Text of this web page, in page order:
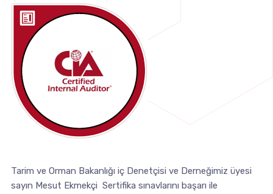
Tarim ve Orman Bakanlığı iç Denetçisi ve Derneğimiz üyesi
sayın Mesut Ekmekçi Sertifika sınavlarını başarı ile